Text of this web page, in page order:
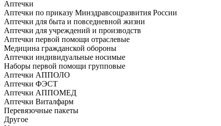
Аптечки
Аптечки по приказу Минздравсоцразвития России
Аптечки для быта и повседневной жизни
Аптечки для учреждений и производств
Аптечки первой помощи отраслевые
Медицина гражданской обороны
Аптечки индивидуальные носимые
Наборы первой помощи групповые
Аптечки АППОЛО
Аптечки ФЭСТ
Аптечки АППОМЕД
Аптечки Виталфарм
Перевязочные пакеты
Другое